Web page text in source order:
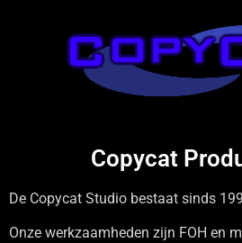
Copycat
De Copycat Studio bestaat sinds
Onze werkzaamheden zijn FOH en